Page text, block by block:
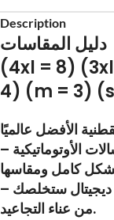
Description
دليل المقاسات
(4xl = 8)
4) (m = 3)
– سهولة العناية يمكن غسلها في الغسالات الأوتوماتيكية
– سرعة الجفاف. خالية من التجاعيد: تجربة ديجيتال ستخلصك
من عناء التجاعيد.